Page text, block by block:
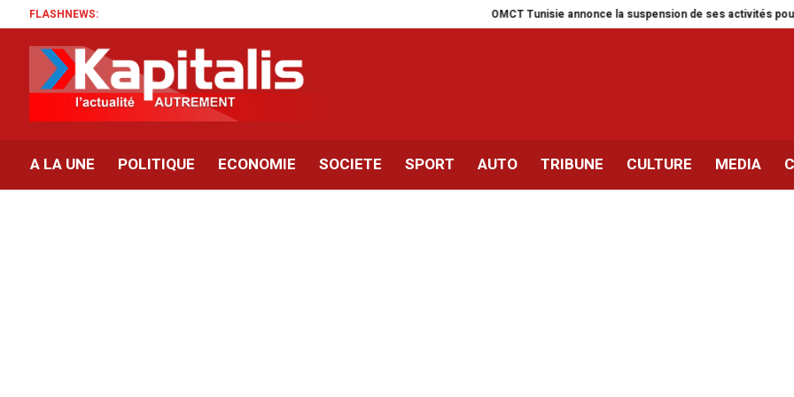
FLASHNEWS: OMCT Tunisie annonce la suspension de ses activités pour un mois
A LA UNE POLITIQUE ECONOMIE SOCIETE SPORT AUTO TRIBUNE CULTURE MEDIA